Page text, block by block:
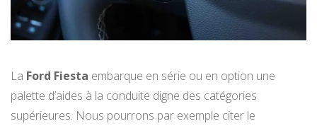
La Ford Fiesta embarque en série ou en option une
palette d’aides à la conduite digne des catégories
supérieures. Nous pourrons par exemple citer le